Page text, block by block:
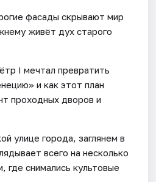
фасады скрывают мир
живёт дух старого
I мечтал превратить
и как этот план
проходных дворов и
улице города, заглянем в
всего на несколько
где снимались культовые